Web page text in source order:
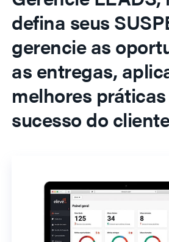
defina seus
gerencie as
as entregas,
melhores
sucesso do